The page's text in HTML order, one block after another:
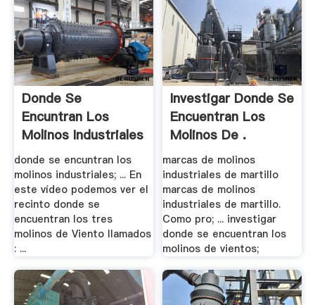
Donde Se
Encuntran Los
Molinos Industriales
donde se encuntran los
molinos industriales; ... En
este vídeo podemos ver el
recinto donde se
encuentran los tres
molinos de Viento llamados
: ...
Investigar Donde Se
Encuentran Los
Molinos De .
marcas de molinos
industriales de martillo
marcas de molinos
industriales de martillo.
Como pro; ... investigar
donde se encuentran los
molinos de vientos;